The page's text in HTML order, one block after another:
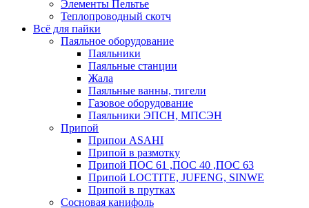
Элементы Пельтье
Теплопроводный скотч
Всё для пайки
Паяльное оборудование
Паяльники
Паяльные станции
Жала
Паяльные ванны, тигели
Газовое оборудование
Паяльники ЭПСН, МПСЭН
Припой
Припои ASAHI
Припой в размотку
Припой ПОС 61 ,ПОС 40 ,ПОС 63
Припой LOCTITE, JUFENG, SINWE
Припой в прутках
Сосновая канифоль